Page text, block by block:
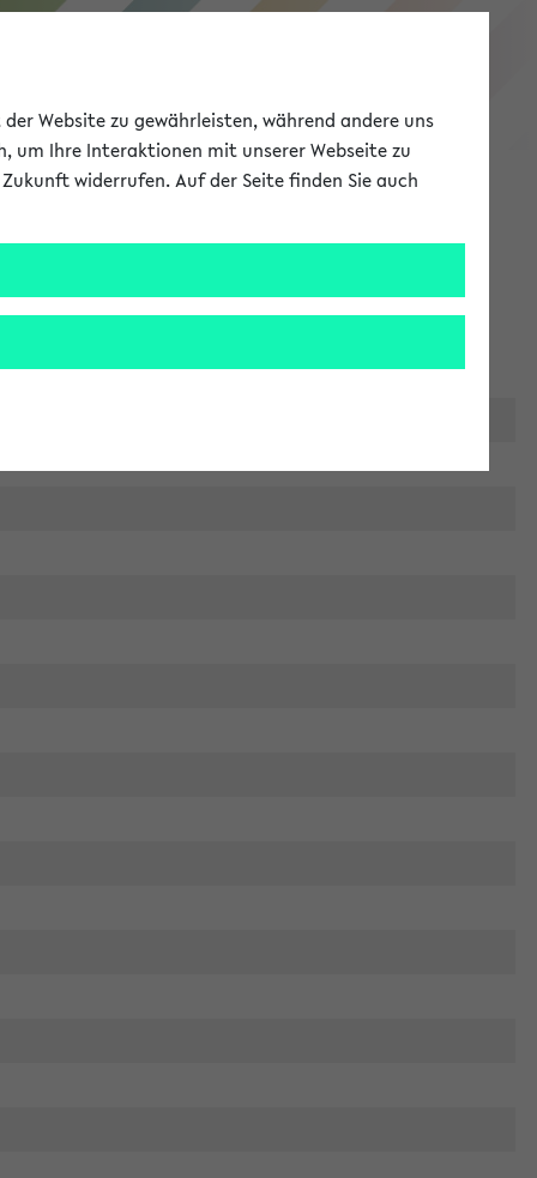
eKVV
Website zu gewährleisten, während andere uns
um Ihre Interaktionen mit unserer Webseite zu
widerrufen. Auf der Seite finden Sie auch